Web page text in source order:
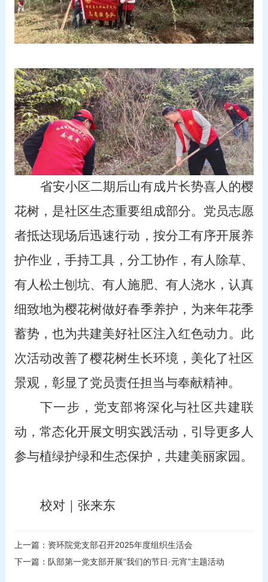
省安小区二期后山有成片长势喜人的樱
花树，是社区生态重要组成部分。党员志愿
者抵达现场后迅速行动，按分工有序开展养
护作业，手持工具，分工协作，有人除草、
有人松土刨坑、有人施肥、有人浇水，认真
细致地为樱花树做好春季养护，为来年花季
蓄势，也为共建美好社区注入红色动力 。此
次活动改善了樱花树生长环境，美化了社区
景观，彰显了党员责任担当与奉献精神。
下一步，党支部将深化与社区共建联
动，常态化开展文明实践活动，引导更多人
参与植绿护绿和生态保护，共建美丽家园。
校对｜张来东
上一篇：资环院党支部召开2025年度组织生活会
下一篇：队部第一党支部开展“我们的节日·元宵”主题活动